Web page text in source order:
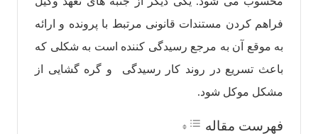
فراهم کردن مستندات قانونی مرتبط با پرونده و ارائه
به موقع آن به مرجع رسیدگی کننده است به شکلی که
باعث تسریع در روند کار رسیدگی و گره گشایی از
مشکل موکل شود.
فهرست مقاله